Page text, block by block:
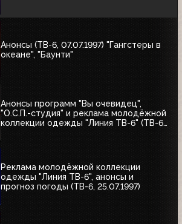
Анонсы (ТВ-6, 07.07.1997) "Гангстеры в
океане", "Баунти"
Анонсы программ "Вы очевидец",
"О.С.П.-студия" и реклама молодёжной
коллекции одежды "Линия ТВ-6" (ТВ-6,
Реклама молодёжной коллекции
одежды "Линия ТВ-6", анонсы и
прогноз погоды (ТВ-6, 25.07.1997)